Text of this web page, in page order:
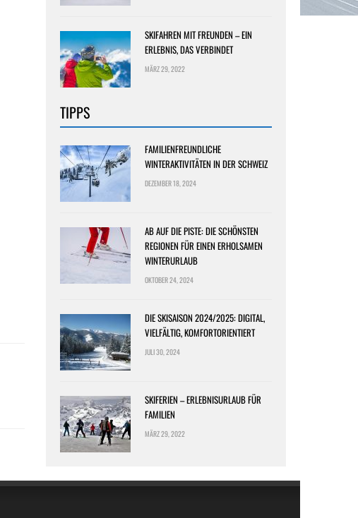
SKIFAHREN MIT FREUNDEN – EIN
ERLEBNIS, DAS VERBINDET
MÄRZ 29, 2022
TIPPS
FAMILIENFREUNDLICHE
WINTERAKTIVITÄTEN IN DER SCHWEIZ
DEZEMBER 18, 2024
AB AUF DIE PISTE: DIE SCHÖNSTEN
REGIONEN FÜR EINEN ERHOLSAMEN
WINTERURLAUB
OKTOBER 24, 2024
DIE SKISAISON 2024/2025: DIGITAL,
VIELFÄLTIG, KOMFORTORIENTIERT
JULI 30, 2024
SKIFERIEN – ERLEBNISURLAUB FÜR
FAMILIEN
MÄRZ 29, 2022